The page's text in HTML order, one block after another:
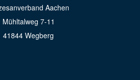
Aachen
Mühltalweg 7-11
41844 Wegberg